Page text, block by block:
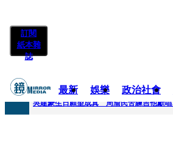
訂閱
紙本雜
誌
最新 娛樂 政治社會
快訊